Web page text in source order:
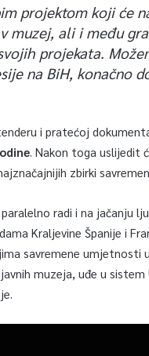
projektom koji će
muzej, ali i među
projekata.
na BiH, konačno
i pratećoj
. Nakon toga uslijedit
zbirki
radi i na jačanju
Kraljevine Španije i
savremene umjetnosti
muzeja, uđe u